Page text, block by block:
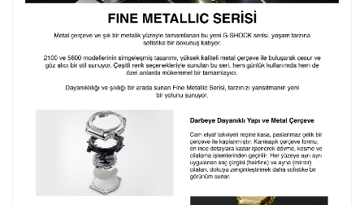
Lütfen font seçiniz
Ön İzleme Kişiselleştir Vazgeç
Kişiselleştirilmiş ürünlerin teslim süresi gravür işleme
sebebi ile 1-2 iş günü uzamaktadır. Gravür İşlemi
tamamlandıktan sonra siparişiniz kargoya verilecektir.
Kişiselleştirilmiş
ürünlerde
iade ve değişim